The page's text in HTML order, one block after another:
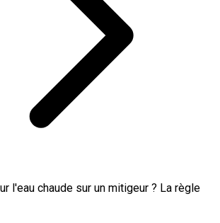
l'eau chaude sur un mitigeur ? La règle